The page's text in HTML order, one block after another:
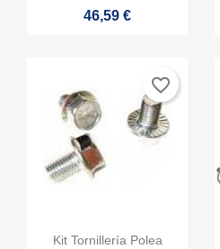
46,59 €
Vista rápida
Kit Tornillería Polea
favorite_border